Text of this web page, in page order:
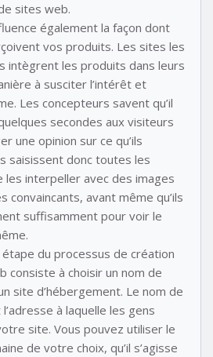
sites web.
également la façon dont
vos produits. Les sites les
intègrent les produits dans leurs
à susciter l’intérêt et
Les concepteurs savent qu’il
secondes aux visiteurs
une opinion sur ce qu’ils
saisissent donc toutes les
les interpeller avec des images
convaincants, avant même qu’ils
suffisamment pour voir le
du processus de création
consiste à choisir un nom de
site d’hébergement. Le nom de
à laquelle les gens
site. Vous pouvez utiliser le
de votre choix, qu’il s’agisse